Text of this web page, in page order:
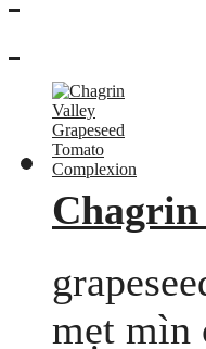
Chagrin
mẹt mìn